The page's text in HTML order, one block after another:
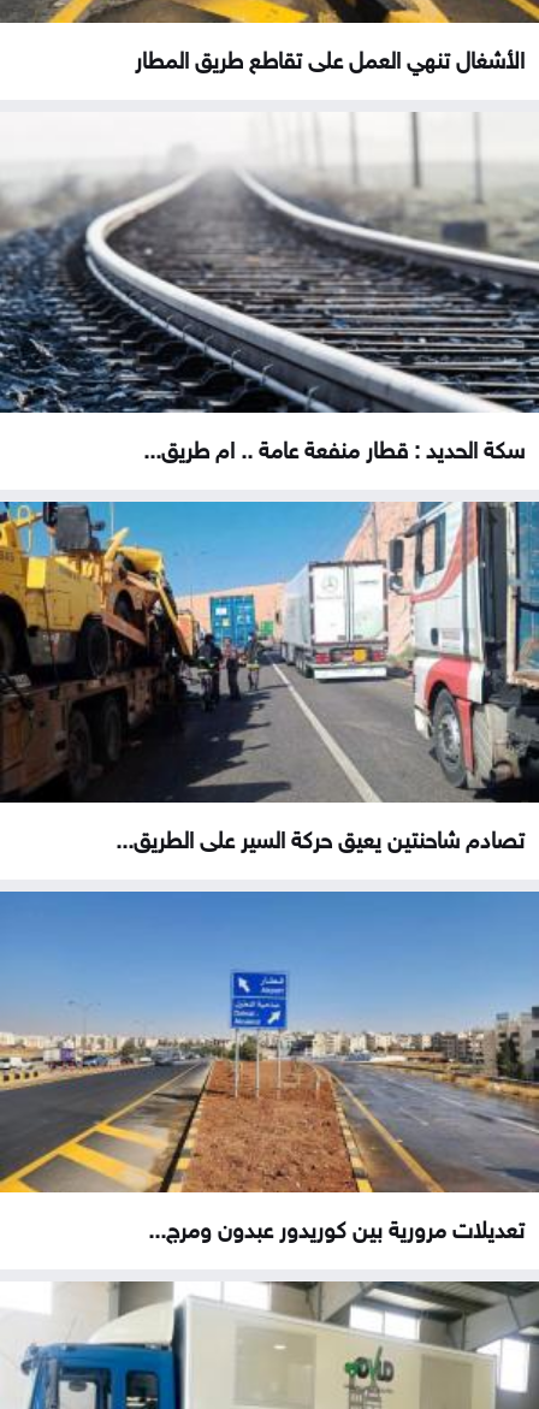
الأشغال تنهي العمل على تقاطع طريق المطار
سكة الحديد : قطار منفعة عامة .. ام طريق...
تصادم شاحنتين يعيق حركة السير على الطريق...
تعديلات مرورية بين كوريدور عبدون ومرج...